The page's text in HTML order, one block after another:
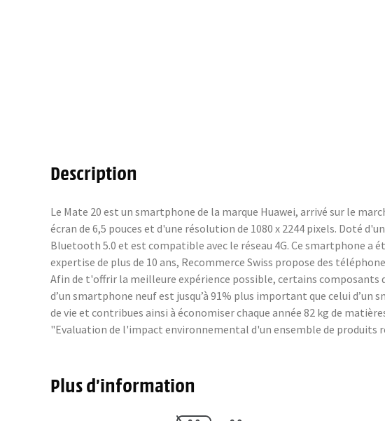
Description
Le Mate 20 est un smartphone de la marque Huawei, arrivé sur le
écran de 6,5 pouces et d'une résolution de 1080 x 2244 pixels. Doté
Bluetooth 5.0 et est compatible avec le réseau 4G. Ce smartphone a
expertise de plus de 10 ans, Recommerce Swiss propose des
Afin de t'offrir la meilleure expérience possible, certains
d’un smartphone neuf est jusqu’à 91% plus important que celui
de vie et contribues ainsi à économiser chaque année 82 kg de
"Evaluation de l'impact environnemental d'un ensemble de produits
Plus d’information